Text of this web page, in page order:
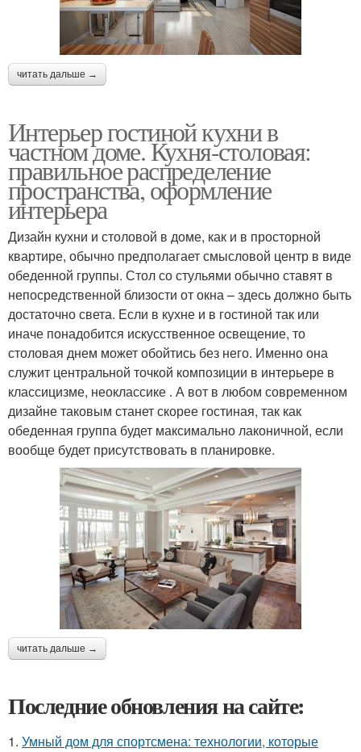
читать дальше →
Интерьер гостиной кухни в
частном доме. Кухня-столовая:
правильное распределение
пространства, оформление
интерьера
Дизайн кухни и столовой в доме, как и в просторной
квартире, обычно предполагает смысловой центр в виде
обеденной группы. Стол со стульями обычно ставят в
непосредственной близости от окна – здесь должно быть
достаточно света. Если в кухне и в гостиной так или
иначе понадобится искусственное освещение, то
столовая днем может обойтись без него. Именно она
служит центральной точкой композиции в интерьере в
классицизме, неоклассике . А вот в любом современном
дизайне таковым станет скорее гостиная, так как
обеденная группа будет максимально лаконичной, если
вообще будет присутствовать в планировке.
читать дальше →
Последние обновления на сайте:
1. Умный дом для спортсмена: технологии, которые